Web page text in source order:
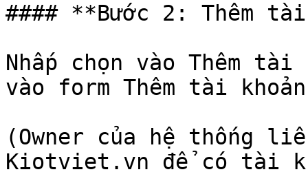
#### **Bước 2: Thêm
Nhấp chọn vào Thêm
vào form Thêm tài
(Owner của hệ thống
Kiotviet.vn để có tài